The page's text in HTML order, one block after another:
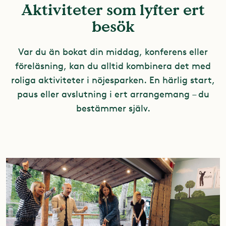
Aktiviteter som lyfter ert
besök
Var du än bokat din middag, konferens eller
föreläsning, kan du alltid kombinera det med
roliga aktiviteter i nöjesparken. En härlig start,
paus eller avslutning i ert arrangemang – du
bestämmer själv.